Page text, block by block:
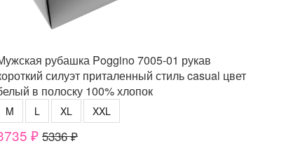
рубашка Poggino 7005-01 рукав
силуэт приталенный стиль casual цвет
в полоску 100% хлопок
M L XL XXL
₽5336 ₽